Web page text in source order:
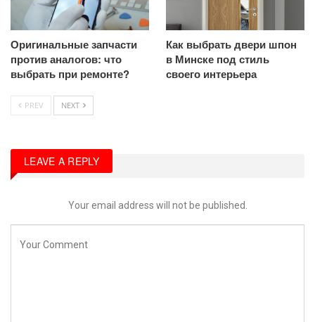
Оригинальные запчасти
против аналогов: что
выбрать при ремонте?
Как выбрать двери шпон
в Минске под стиль
своего интерьера
PREV NEXT
LEAVE A REPLY
Your email address will not be published.